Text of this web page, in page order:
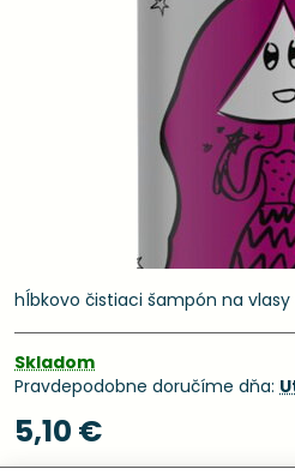
hĺbkovo čistiaci šampón na vlasy
Skladom
Pravdepodobne doručíme dňa:
5,10 €